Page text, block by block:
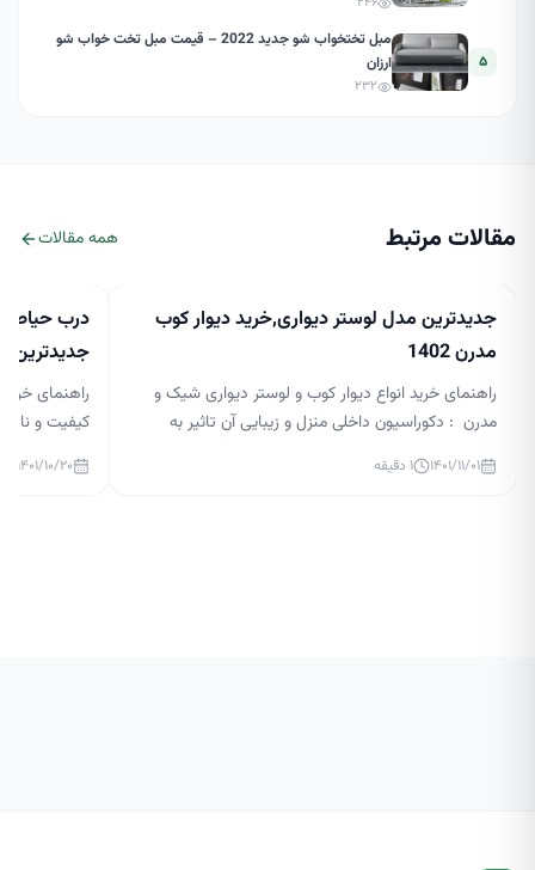
۵
مبل تختخواب شو جدید 2022 – قیمت مبل تخت خواب شو
ارزان
۲۳۲
مقالات مرتبط همه مقالات
جدیدترین مدل لوستر دیواری,خرید دیوار کوب
مدرن 1402
راهنمای خرید انواع دیوار کوب و لوستر دیواری شیک و
مدرن : دکوراسیون داخلی منزل و زیبایی آن تاثیر به
سزایی در آرامش افراد آن دارد. نورپردازی در دکوراسیون
داخلی بسیار مهم است و می تواند زیبایی منزل شما را
۱۴۰۱/۱۱/۰۱ ۱ دقیقه
درب حیاط
جدیدترین
راهنمای
کیفیت و
درب حیاط
گذار بر
۱۴۰۱/۱۰/۲۰